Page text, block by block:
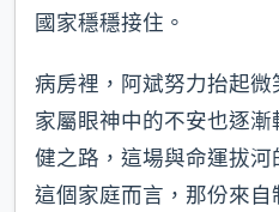
國家穩穩接住。
病房裡，阿斌努力抬起微
家屬眼神中的不安也逐
健之路，這場與命運拔
這個家庭而言，那份來